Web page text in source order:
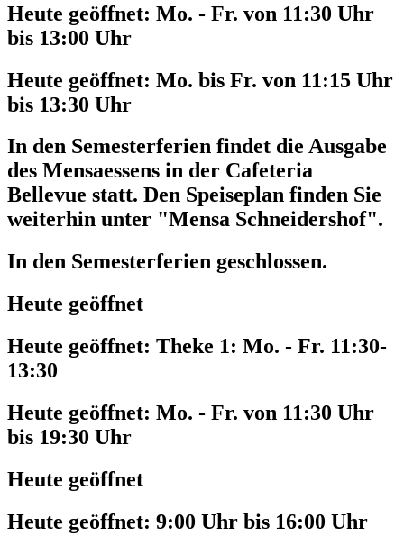
Heute geöffnet: Mo. - Fr. von 11:30 Uhr
bis 13:00 Uhr
Heute geöffnet: Mo. bis Fr. von 11:15 Uhr
bis 13:30 Uhr
In den Semesterferien findet die Ausgabe
des Mensaessens in der Cafeteria
Bellevue statt. Den Speiseplan finden Sie
weiterhin unter "Mensa Schneidershof".
In den Semesterferien geschlossen.
Heute geöffnet
Heute geöffnet: Theke 1: Mo. - Fr. 11:30-
13:30
Heute geöffnet: Mo. - Fr. von 11:30 Uhr
bis 19:30 Uhr
Heute geöffnet
Heute geöffnet: 9:00 Uhr bis 16:00 Uhr